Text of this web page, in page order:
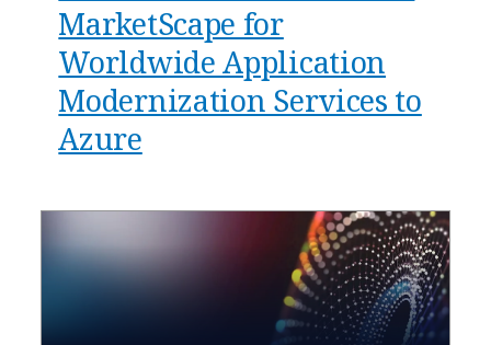
MarketScape for
Worldwide Application
Modernization Services to
Azure